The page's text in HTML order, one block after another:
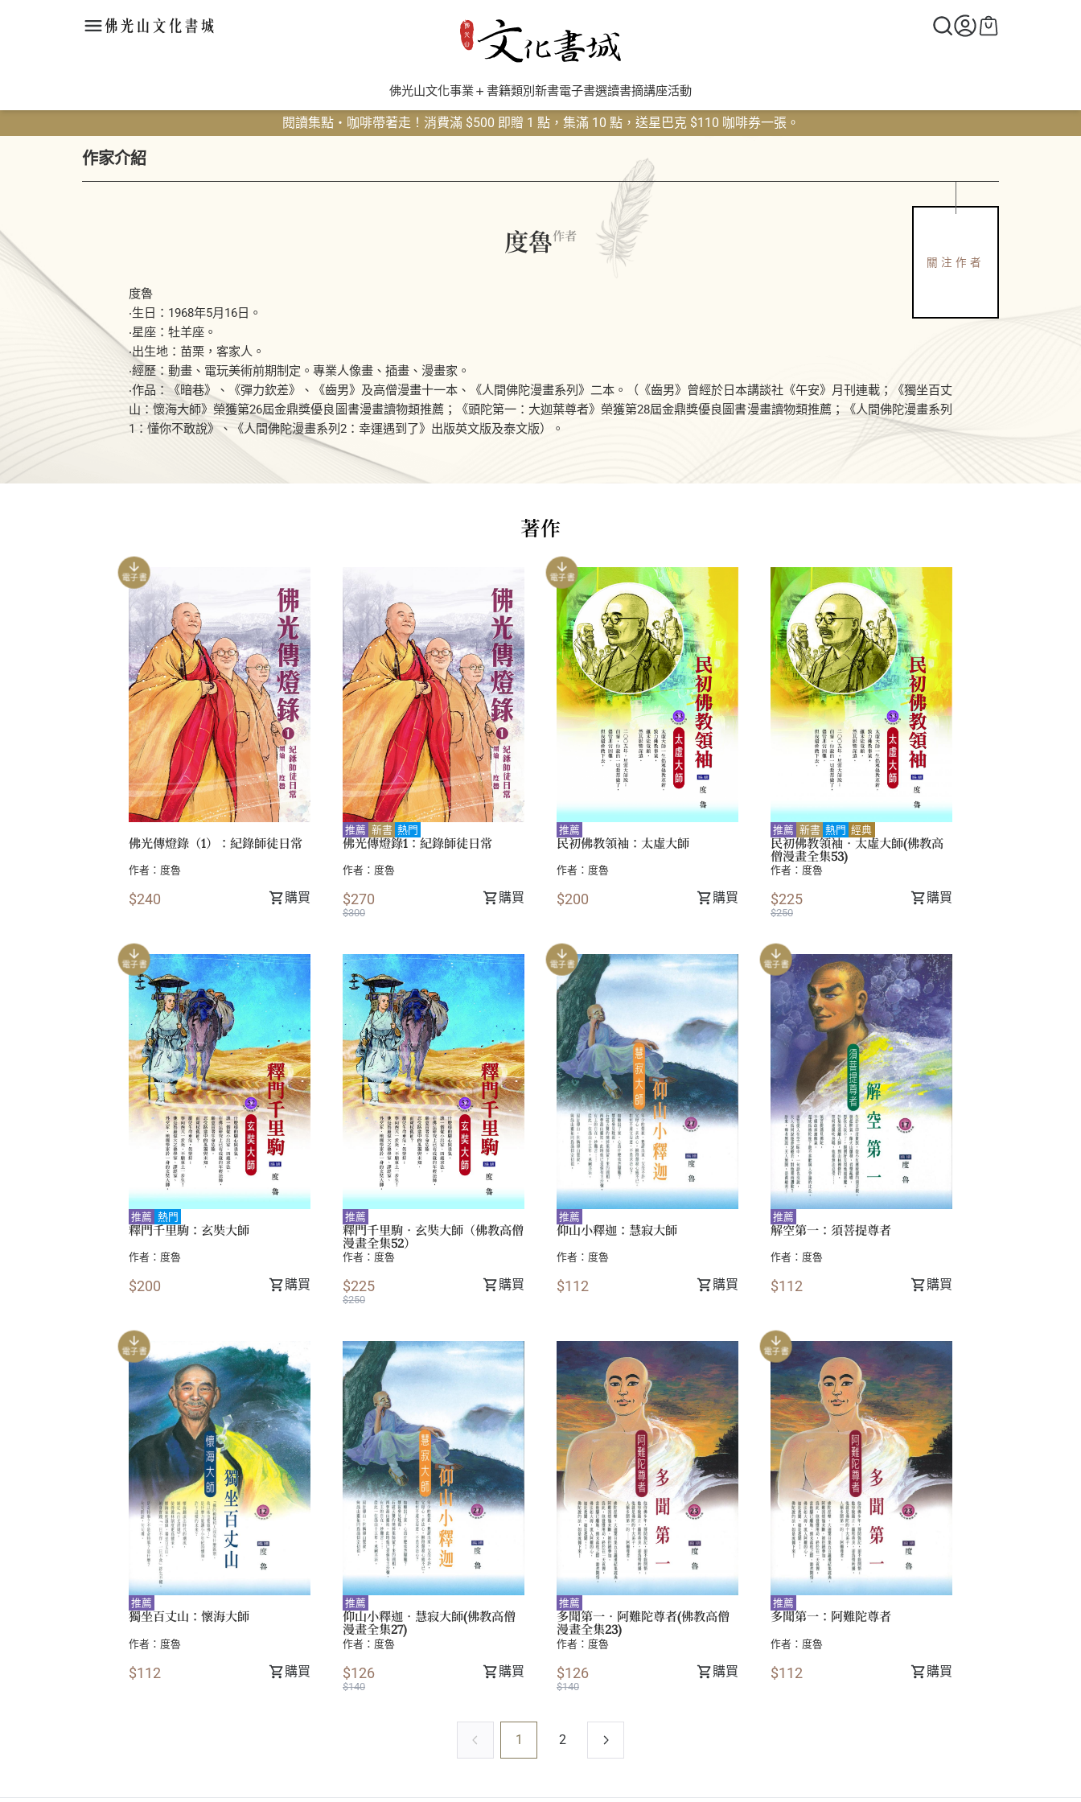
佛光山文化事業 書籍類別 新書電子書選讀書摘講座活動
閱讀集點・咖啡帶著走！消費滿 $500 即贈 1 點，集滿 10 點，送星巴克 $110 咖啡券一張。
作家介紹
度魯作者
度魯
‧生日：1968年5月16日。
‧星座：牡羊座。
‧出生地：苗栗，客家人。
‧經歷：動畫、電玩美術前期制定。專業人像畫、插畫、漫畫家。
‧作品：《暗巷》、《彈力欽差》、《齒男》及高僧漫畫十一本、《人間佛陀漫畫系列》二本。（《齒男》曾經於日本講談社《午安》月刊連載；《獨坐百丈
山：懷海大師》榮獲第26屆金鼎獎優良圖書漫畫讀物類推薦；《頭陀第一：大迦葉尊者》榮獲第28屆金鼎獎優良圖書漫畫讀物類推薦；《人間佛陀漫畫系列
1：懂你不敢說》、《人間佛陀漫畫系列2：幸運遇到了》出版英文版及泰文版）。
關注作者
著作
電子書
佛光傳燈錄（1）：紀錄師徒日常
作者： 度魯
$240 購買
推薦 新書 熱門
佛光傳燈錄1：紀錄師徒日常
作者： 度魯
$270
$300
購買
電子書
推薦
民初佛教領袖：太虛大師
作者： 度魯
$200 購買
推薦 新書 熱門 經典
民初佛教領袖．太虛大師(佛教高
僧漫畫全集53)
作者： 度魯
$225
$250
購買
電子書
推薦 熱門
釋門千里駒：玄奘大師
作者： 度魯
$200 購買
推薦
釋門千里駒．玄奘大師（佛教高僧
漫畫全集52）
作者： 度魯
$225
$250
購買
電子書
推薦
仰山小釋迦：慧寂大師
作者： 度魯
$112 購買
電子書
推薦
解空第一：須菩提尊者
作者： 度魯
$112 購買
電子書
推薦
獨坐百丈山：懷海大師
作者： 度魯
$112 購買
推薦
仰山小釋迦．慧寂大師(佛教高僧
漫畫全集27)
作者： 度魯
$126
$140
購買
推薦
多聞第一．阿難陀尊者(佛教高僧
漫畫全集23)
作者： 度魯
$126
$140
購買
電子書
推薦
多聞第一：阿難陀尊者
作者： 度魯
$112 購買
1 2